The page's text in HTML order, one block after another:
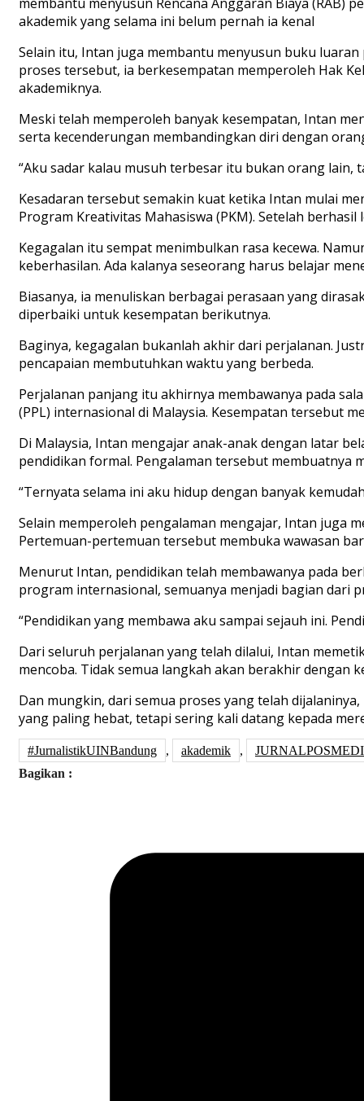
akademik yang selama ini belum pernah ia kenal
Selain itu, Intan juga membantu menyusun buku
proses tersebut, ia berkesempatan memperoleh Hak
akademiknya.
Meski telah memperoleh banyak kesempatan, Intan
serta kecenderungan membandingkan diri dengan
“Aku sadar kalau musuh terbesar itu bukan orang lain,
Kesadaran tersebut semakin kuat ketika Intan mulai
Program Kreativitas Mahasiswa (PKM). Setelah
Kegagalan itu sempat menimbulkan rasa kecewa.
keberhasilan. Ada kalanya seseorang harus belajar
Biasanya, ia menuliskan berbagai perasaan yang
diperbaiki untuk kesempatan berikutnya.
Baginya, kegagalan bukanlah akhir dari perjalanan.
pencapaian membutuhkan waktu yang berbeda.
Perjalanan panjang itu akhirnya membawanya pada
(PPL) internasional di Malaysia. Kesempatan tersebut
Di Malaysia, Intan mengajar anak-anak dengan latar
pendidikan formal. Pengalaman tersebut membuatnya
“Ternyata selama ini aku hidup dengan banyak
Selain memperoleh pengalaman mengajar, Intan juga
Pertemuan-pertemuan tersebut membuka wawasan
Menurut Intan, pendidikan telah membawanya pada
program internasional, semuanya menjadi bagian dari
“Pendidikan yang membawa aku sampai sejauh ini.
Dari seluruh perjalanan yang telah dilalui, Intan
mencoba. Tidak semua langkah akan berakhir dengan
Dan mungkin, dari semua proses yang telah
yang paling hebat, tetapi sering kali datang kepada
#JurnalistikUINBandung , akademik ,
Bagikan :